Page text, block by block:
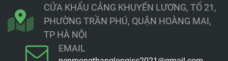
CỬA KHẨU CẢNG KHUYẾN LƯƠNG, TỔ 21,
PHƯỜNG TRẦN PHÚ, QUẬN HOÀNG MAI,
TP HÀ NỘI
EMAIL